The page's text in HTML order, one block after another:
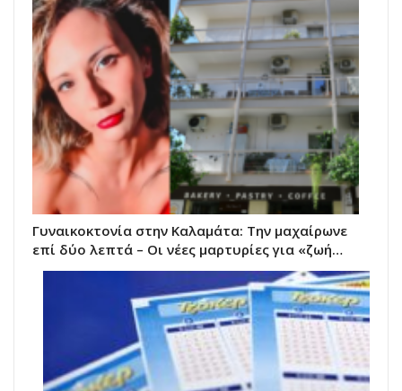
Γυναικοκτονία στην Καλαμάτα: Την μαχαίρωνε
επί δύο λεπτά – Οι νέες μαρτυρίες για «ζωή…